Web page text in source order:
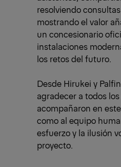
resolviendo
mostrando el valor
un concesionario
instalaciones
los retos del futuro.
Desde Hirukei y
agradecer a todos
acompañaron en
como al equipo
esfuerzo y la ilusión
proyecto.